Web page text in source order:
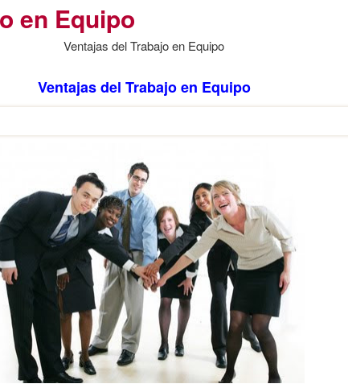
en Equipo
Ventajas del Trabajo en Equipo
Ventajas del Trabajo en Equipo